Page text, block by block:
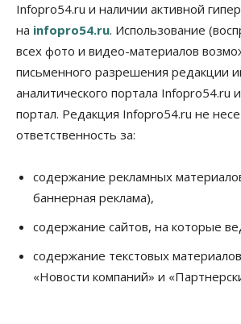
Финансы
Россияне оформили ипотечных
трлн рублей
06 Августа 2026, 15:53
Власть
Думская гонка в Новосибирской
обойдется без самовыдвиженцев
06 Августа 2026, 15:00
Бизнес Власть Общество
Правительство России продлило
выпуск бензина «Евро-3»
Общество
«За тех, у кого от 270
настоящая борьба»: вузы
Infopro54.ru и наличии активной
на infopro54.ru. Использование
всех фото и видео-материалов
письменного разрешения редакции
аналитического портала Infopro54.ru
портал. Редакция Infopro54.ru не
ответственность за:
содержание рекламных
баннерная реклама),
содержание сайтов, на которые
содержание текстовых
«Новости компаний» и